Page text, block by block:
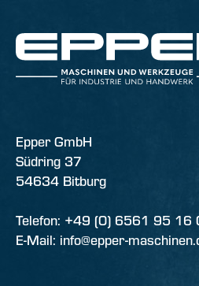
Epper GmbH
Südring 37
54634 Bitburg
Telefon: +49 (0) 6561 95 16
E-Mail: info@epper-